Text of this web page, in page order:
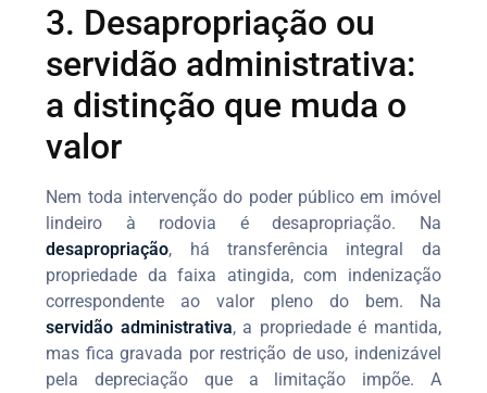
3. Desapropriação ou
servidão administrativa:
a distinção que muda o
valor
Nem toda intervenção do poder público em imóvel
lindeiro à rodovia é desapropriação. Na
desapropriação, há transferência integral da
propriedade da faixa atingida, com indenização
correspondente ao valor pleno do bem. Na
servidão administrativa, a propriedade é mantida,
mas fica gravada por restrição de uso, indenizável
pela depreciação que a limitação impõe. A